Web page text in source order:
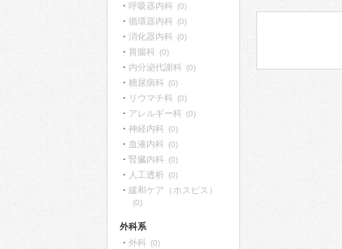
呼吸器内科 (0)
循環器内科 (0)
消化器内科 (0)
胃腸科 (0)
内分泌代謝科 (0)
糖尿病科 (0)
リウマチ科 (0)
アレルギー科 (0)
神経内科 (0)
血液内科 (0)
腎臓内科 (0)
人工透析 (0)
緩和ケア（ホスピス）
(0)
外科系
外科 (0)